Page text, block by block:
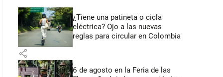
¿Tiene una patineta o cicla
eléctrica? Ojo a las nuevas
reglas para circular en Colombia
share
6 de agosto en la Feria de las